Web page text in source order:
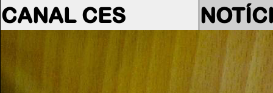
CANAL CES